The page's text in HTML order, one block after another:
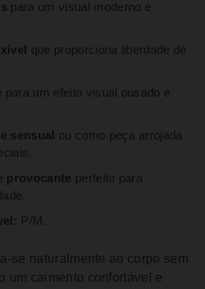
para um visual moderno e
que proporciona liberdade de
para um efeito visual ousado e
sensual
ou como peça arrojada
provocante perfeito para
P/M.
se naturalmente ao corpo sem
um caimento confortável e